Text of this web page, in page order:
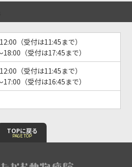
（受付は11:45まで）
18:00（受付は17:45まで）
（受付は11:45まで）
17:00（受付は16:45まで）
TOPに戻る
PAGE TOP